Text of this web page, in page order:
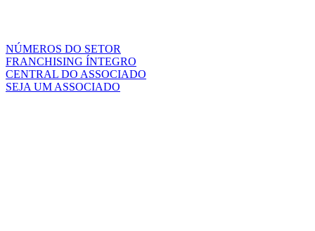
NÚMEROS DO SETOR
FRANCHISING ÍNTEGRO
CENTRAL DO ASSOCIADO
SEJA UM ASSOCIADO